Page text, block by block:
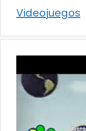
Videojuegos